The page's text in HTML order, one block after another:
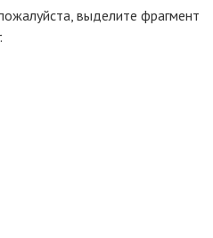
выделите фрагмент
.